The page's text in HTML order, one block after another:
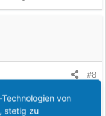
#8
anghört bzw.
lass ich mal beiseite.
von
stetig zu